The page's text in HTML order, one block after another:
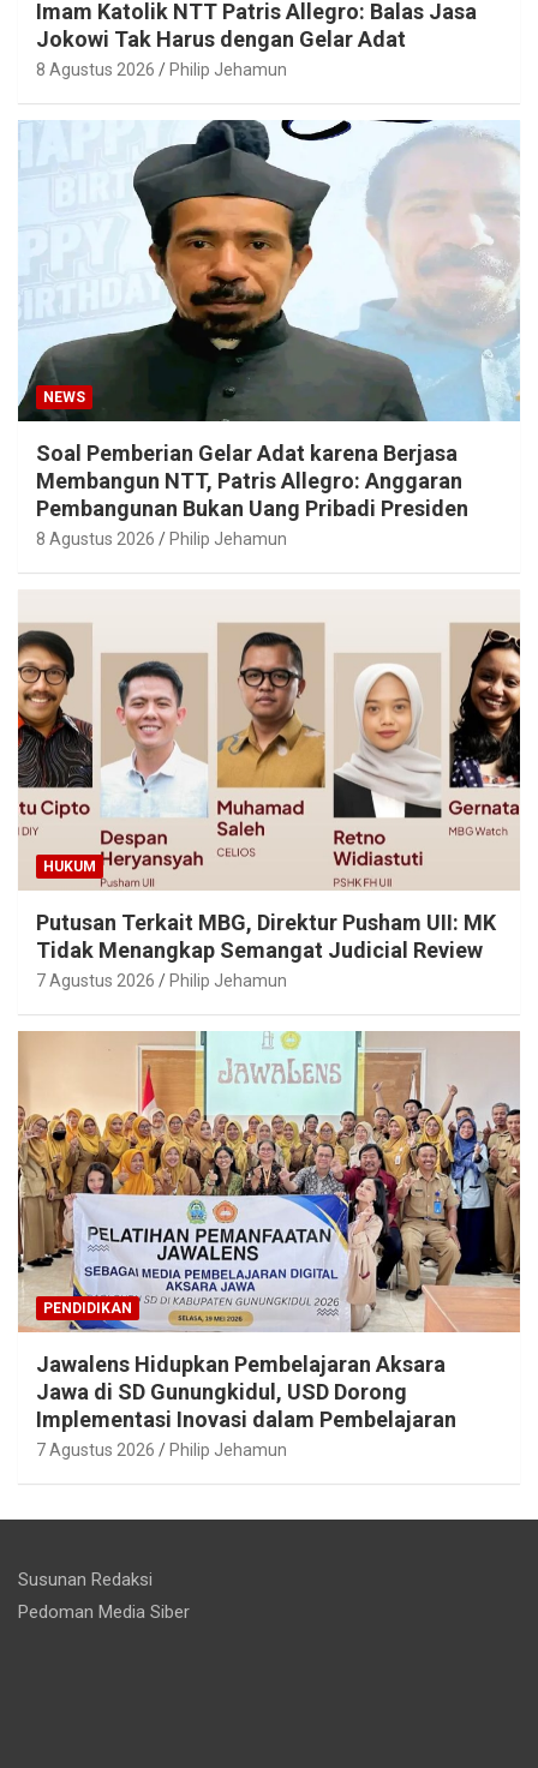
Imam Katolik NTT Patris Allegro: Balas Jasa
Jokowi Tak Harus dengan Gelar Adat
8 Agustus 2026 Philip Jehamun
NEWS
Soal Pemberian Gelar Adat karena Berjasa
Membangun NTT, Patris Allegro: Anggaran
Pembangunan Bukan Uang Pribadi Presiden
8 Agustus 2026 Philip Jehamun
HUKUM
Putusan Terkait MBG, Direktur Pusham UII: MK
Tidak Menangkap Semangat Judicial Review
7 Agustus 2026 Philip Jehamun
PENDIDIKAN
Jawalens Hidupkan Pembelajaran Aksara
Jawa di SD Gunungkidul, USD Dorong
Implementasi Inovasi dalam Pembelajaran
7 Agustus 2026 Philip Jehamun
Susunan Redaksi
Pedoman Media Siber